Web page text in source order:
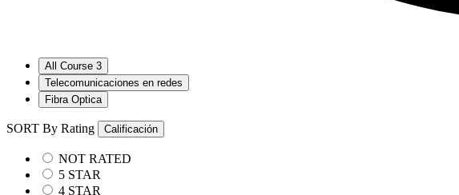
All Course 3
Telecomunicaciones en redes
Fibra Optica
SORT By Rating Calificación
NOT RATED
5 STAR
4 STAR